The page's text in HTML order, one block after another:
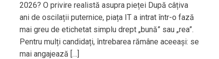
2026? O privire realistă asupra pieței După câțiva
ani de oscilații puternice, piața IT a intrat într-o fază
mai greu de etichetat simplu drept „bună” sau „rea”.
Pentru mulți candidați, întrebarea rămâne aceeași: se
mai angajează […]